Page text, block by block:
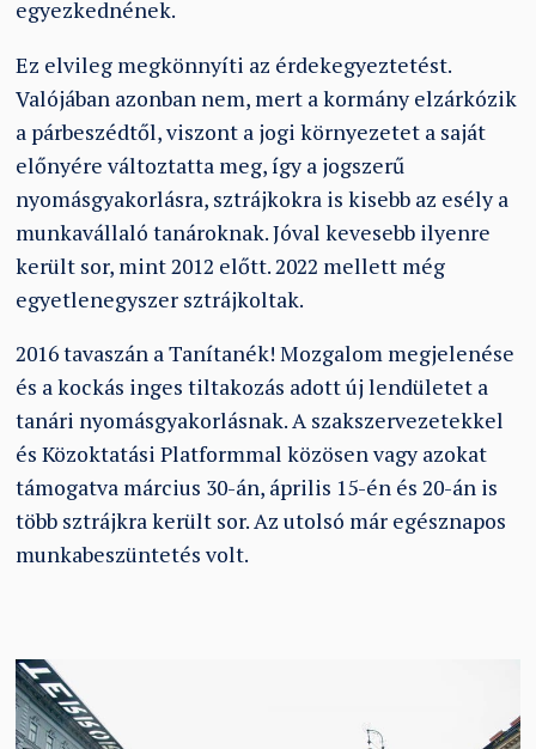
egyezkednének.
Ez elvileg megkönnyíti az érdekegyeztetést.
Valójában azonban nem, mert a kormány elzárkózik
a párbeszédtől, viszont a jogi környezetet a saját
előnyére változtatta meg, így a jogszerű
nyomásgyakorlásra, sztrájkokra is kisebb az esély a
munkavállaló tanároknak. Jóval kevesebb ilyenre
került sor, mint 2012 előtt. 2022 mellett még
egyetlenegyszer sztrájkoltak.
2016 tavaszán a Tanítanék! Mozgalom megjelenése
és a kockás inges tiltakozás adott új lendületet a
tanári nyomásgyakorlásnak. A szakszervezetekkel
és Közoktatási Platformmal közösen vagy azokat
támogatva március 30-án, április 15-én és 20-án is
több sztrájkra került sor. Az utolsó már egésznapos
munkabeszüntetés volt.